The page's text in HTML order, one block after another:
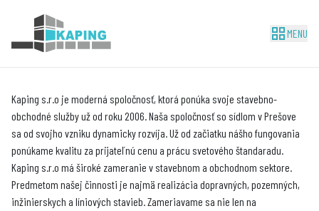
MENU
Kaping s.r.o je moderná spoločnosť, ktorá ponúka svoje stavebno-
obchodné služby už od roku 2006. Naša spoločnosť so sídlom v Prešove
sa od svojho vzniku dynamicky rozvíja. Už od začiatku nášho fungovania
ponúkame kvalitu za prijateľnú cenu a prácu svetového štandaradu.
Kaping s.r.o má široké zameranie v stavebnom a obchodnom sektore.
Predmetom našej činnosti je najmä realizácia dopravných, pozemných,
inžinierskych a líniových stavieb. Zameriavame sa nie len na